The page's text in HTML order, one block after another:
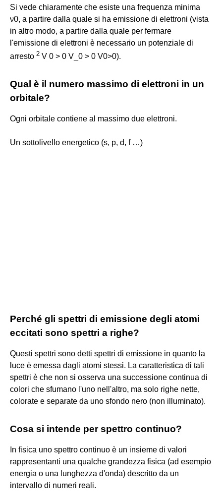
Si vede chiaramente che esiste una frequenza minima
ν0, a partire dalla quale si ha emissione di elettroni (vista
in altro modo, a partire dalla quale per fermare
l'emissione di elettroni è necessario un potenziale di
arresto 2 V 0 > 0 V_0 > 0 V0>0).
Qual è il numero massimo di elettroni in un
orbitale?
Ogni orbitale contiene al massimo due elettroni.
Un sottolivello energetico (s, p, d, f …)
Perché gli spettri di emissione degli atomi
eccitati sono spettri a righe?
Questi spettri sono detti spettri di emissione in quanto la
luce è emessa dagli atomi stessi. La caratteristica di tali
spettri è che non si osserva una successione continua di
colori che sfumano l'uno nell'altro, ma solo righe nette,
colorate e separate da uno sfondo nero (non illuminato).
Cosa si intende per spettro continuo?
In fisica uno spettro continuo è un insieme di valori
rappresentanti una qualche grandezza fisica (ad esempio
energia o una lunghezza d'onda) descritto da un
intervallo di numeri reali.